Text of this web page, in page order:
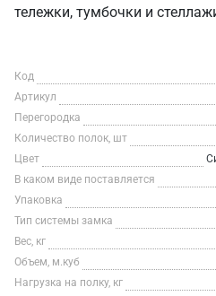
тележки, тумбочки и
Код
Артикул
Перегородка
Количество полок, шт
Цвет
В каком виде поставляется
Упаковка
Тип системы замка
Вес, кг
Объем, м.куб
Нагрузка на полку, кг